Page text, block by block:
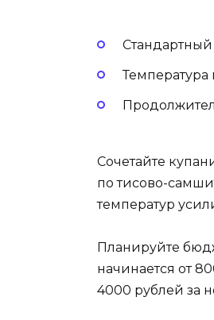
Стандартный
Температура
Сочетайте
по тисово-
температур
Планируйте
начинается от
4000 рублей за